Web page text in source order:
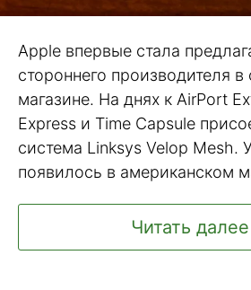
Apple впервые стала
стороннего производителя
магазине. На днях к AirPort
Express и Time Capsule
система Linksys Velop Mesh.
появилось в американском
Читать